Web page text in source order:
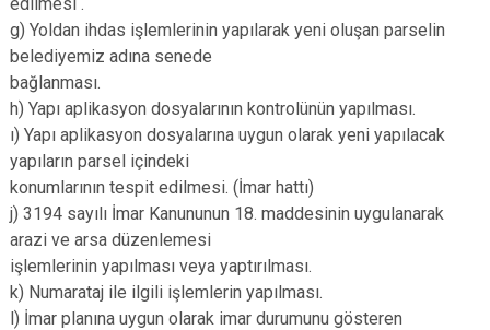
g) Yoldan ihdas işlemlerinin yapılarak yeni oluşan parselin
belediyemiz adına senede
bağlanması.
h) Yapı aplikasyon dosyalarının kontrolünün yapılması.
ı) Yapı aplikasyon dosyalarına uygun olarak yeni yapılacak
yapıların parsel içindeki
konumlarının tespit edilmesi. (İmar hattı)
j) 3194 sayılı İmar Kanununun 18. maddesinin uygulanarak
arazi ve arsa düzenlemesi
işlemlerinin yapılması veya yaptırılması.
k) Numarataj ile ilgili işlemlerin yapılması.
l) İmar planına uygun olarak imar durumunu gösteren